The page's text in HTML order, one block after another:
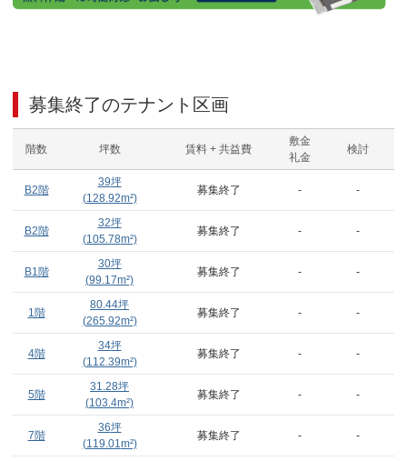
募集終了のテナント区画
階数 坪数 賃料 + 共益費
敷金
礼金
検討
B2階
39坪
(128.92m²)
募集終了 - -
B2階
32坪
(105.78m²)
募集終了 - -
B1階
30坪
(99.17m²)
募集終了 - -
1階
80.44坪
(265.92m²)
募集終了 - -
4階
34坪
(112.39m²)
募集終了 - -
5階
31.28坪
(103.4m²)
募集終了 - -
7階
36坪
(119.01m²)
募集終了 - -